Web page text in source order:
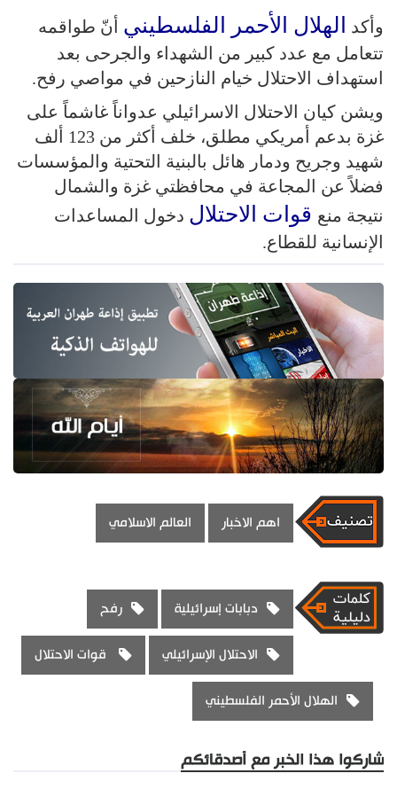
وأكد
الهلال الأحمر الفلسطيني أنّ طواقمه
تتعامل مع عدد كبير من الشهداء والجرحى بعد
استهداف الاحتلال خيام النازحين في مواصي رفح.
ويشن كيان الاحتلال الاسرائيلي عدواناً غاشماً على
غزة بدعم أمريكي مطلق، خلف أكثر من 123 ألف
شهيد وجريح ودمار هائل بالبنية التحتية والمؤسسات
فضلاً عن المجاعة في محافظتي غزة والشمال
نتيجة منع قوات الاحتلال دخول المساعدات
الإنسانية للقطاع.
اهم الاخبار العالم الاسلامي
دبابات إسرائيلية رفح
الاحتلال الإسرائيلي قوات الاحتلال
الهلال الأحمر الفلسطيني
شاركوا هذا الخبر مع أصدقائكم